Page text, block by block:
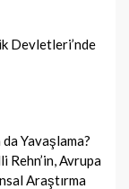
Devletleri’nde
Yavaşlama?
Rehn’in, Avrupa
Araştırma